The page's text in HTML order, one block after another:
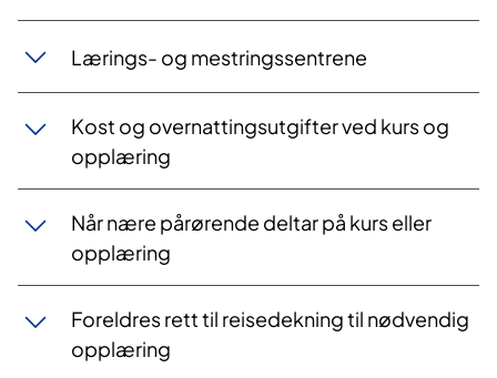
Lærings- og mestringssentrene
Kost og overnattingsutgifter ved kurs og
opplæring
Når nære pårørende deltar på kurs eller
opplæring
Foreldres rett til reisedekning til nødvendig
opplæring